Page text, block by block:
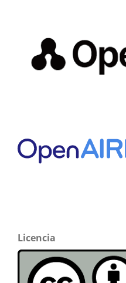
Licencia